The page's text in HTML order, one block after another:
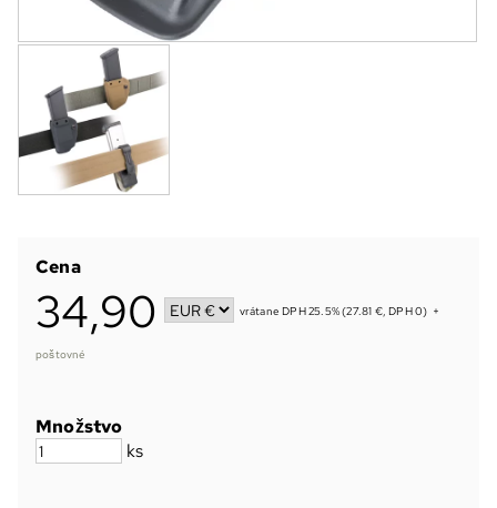
Cena
34,90 vrátane DPH 25.5% (27.81 €, DPH 0) +
poštovné
Množstvo
ks